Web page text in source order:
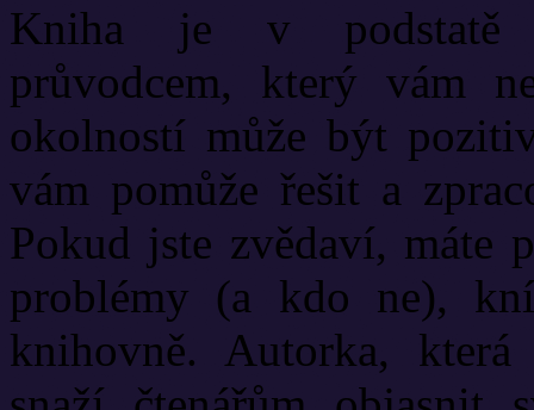
Kniha je v podstatě
průvodcem, který vám
okolností může být
vám pomůže řešit a
Pokud jste zvědaví, máte
problémy (a kdo ne),
knihovně. Autorka, která